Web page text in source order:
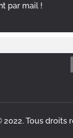
par mail !
Tous droits